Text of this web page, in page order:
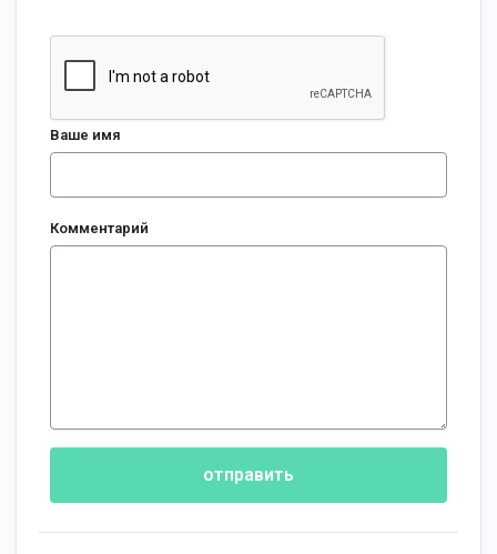
Ваше имя
Комментарий
отправить